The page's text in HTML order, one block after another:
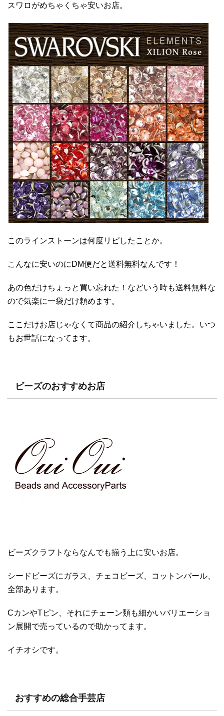
スワロがめちゃくちゃ安いお店。
このラインストーンは何度リピしたことか。
こんなに安いのにDM便だと送料無料なんです！
あの色だけちょっと買い忘れた！などいう時も送料無料な
ので気楽に一袋だけ頼めます。
ここだけお店じゃなくて商品の紹介しちゃいました。いつ
もお世話になってます。
ビーズのおすすめお店
ビーズクラフトならなんでも揃う上に安いお店。
シードビーズにガラス、チェコビーズ、コットンパール、
全部あります。
CカンやTピン、それにチェーン類も細かいバリエーショ
ン展開で売っているので助かってます。
イチオシです。
おすすめの総合手芸店